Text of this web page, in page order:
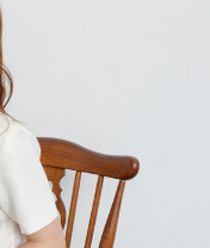
台灣大直營門市／銀行轉
簡稱本公司）所提供，讓
由商店將買賣／分期付款
單繳交帳款。
目的，商店將以您的個人
進項蒐集、處理及利用，
核對及更正。
userRule
轉至「AFTEE先享後付」
結帳。
連結，可透過四大超商／
易完成。
您需要取消訂單，請聯絡
有效，需透過AFTEE先享
頁面顯示為準，若有關於
請聯繫「AFTEE先享後付
support/home